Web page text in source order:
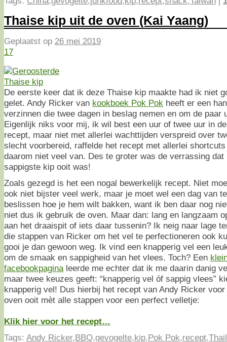
Thaise kip uit de oven (Kai Yaang)
Geplaatst op 26 mei 2019
17
De eerste keer dat ik deze Thaise kip maakte had ik niet
gelet. Andy Ricker van kookboek Pok Pok heeft er een
verzinnen die twee dagen in beslag nemen en om de paar
Eigenlijk niks voor mij, ik wil best een uur of twee uur in
recept, maar niet met allerlei wachttijden verspreid over
slecht voorbereid, raffelde het recept met allerlei
daarom niet veel van. Des te groter was de verrassing
sappigste kip ooit was!
Zoals gezegd is het een nogal bewerkelijk recept. Niet
ook niet bijster veel werk, maar je moet wel een dag van
beslissen hoe je hem wilt bakken, want ik ben daar nog
niet dus ik gebruik de oven. Maar dan: lang en langzaam
aan het draaispit of iets daar tussenin? Ik neig naar lage
die stappen van Ricker om het vel te perfectioneren ook
gooi je dan gewoon weg. Ik vind een knapperig vel een
om de smaak en sappigheid van het vlees. Toch? Een
facebookpaginaleerde me echter dat ik me daarin danig
maar twee keuzes geeft: “knapperig vel óf sappig vlees”
knapperig vel! Dus hierbij het recept van Andy Ricker
oven ooit mèt alle stappen voor een perfect velletje:
Klik hier voor het recept…
Tags: Andy Ricker,BBQ,gevogelte,kip,Pok Pok,recept,